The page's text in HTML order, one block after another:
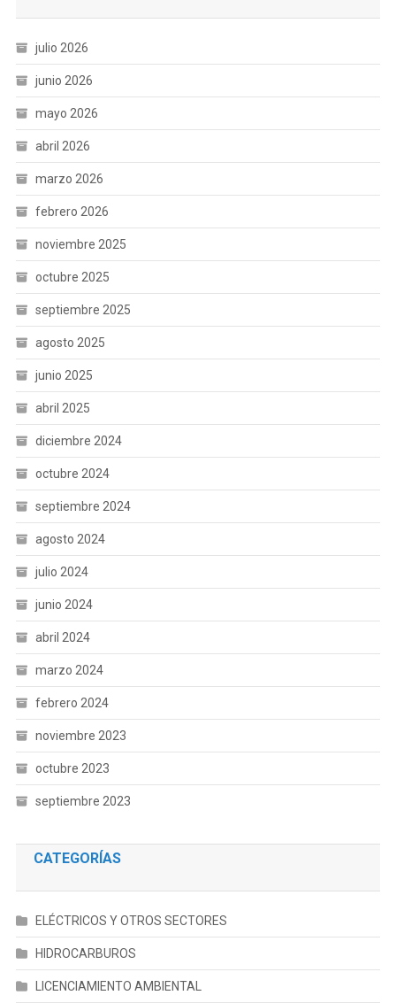
julio 2026
junio 2026
mayo 2026
abril 2026
marzo 2026
febrero 2026
noviembre 2025
octubre 2025
septiembre 2025
agosto 2025
junio 2025
abril 2025
diciembre 2024
octubre 2024
septiembre 2024
agosto 2024
julio 2024
junio 2024
abril 2024
marzo 2024
febrero 2024
noviembre 2023
octubre 2023
septiembre 2023
CATEGORÍAS
ELÉCTRICOS Y OTROS SECTORES
HIDROCARBUROS
LICENCIAMIENTO AMBIENTAL